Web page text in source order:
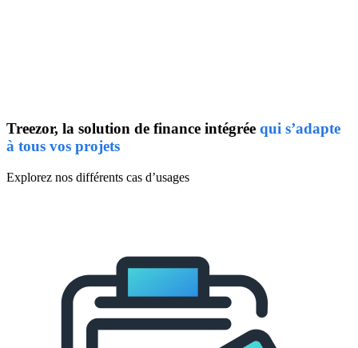
Treezor, la solution de finance intégrée qui s’adapte
à tous vos projets
Explorez nos différents cas d’usages